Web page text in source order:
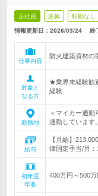
正社員 急募 転勤なし
情報更新日：2026/03/24 終
仕事内容
防火建築資材の
対象と
なる方
★業界未経験歓
経験
勤務地
＜マイカー通
通勤しています
給与
【月給】
律固定手当/月：
初年度
年収
400万円～500万